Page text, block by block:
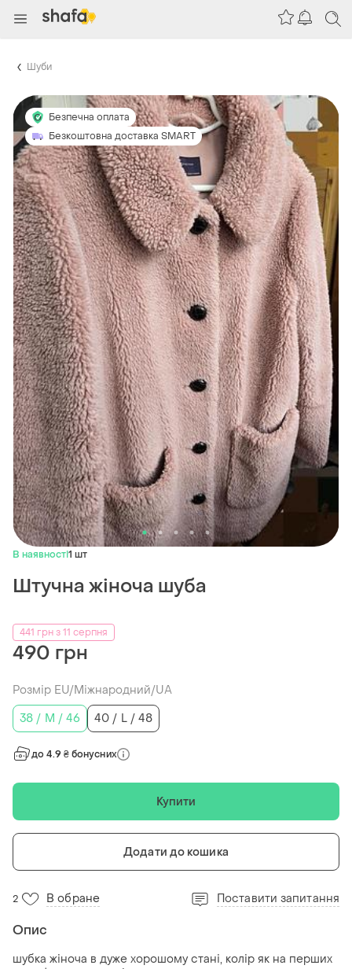
Шуби
Безпечна оплата
Безкоштовна доставка SMART
В наявності1 шт
Штучна жіноча шуба
441 грн з 11 серпня
490 грн
Розмір EU/Міжнародний/UA
38 / M / 46
40 / L / 48
до 4.9 ₴ бонусних
Купити
Додати до кошика
2 В обране Поставити запитання
Опис
шубка жіноча в дуже хорошому стані, колір як на перших